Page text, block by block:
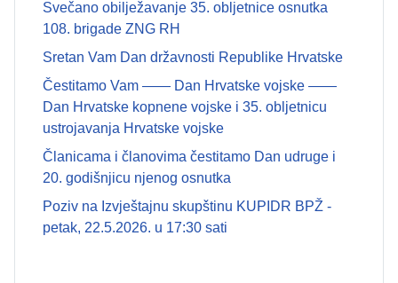
Svečano obilježavanje 35. obljetnice osnutka
108. brigade ZNG RH
Sretan Vam Dan državnosti Republike Hrvatske
Čestitamo Vam —— Dan Hrvatske vojske ——
Dan Hrvatske kopnene vojske i 35. obljetnicu
ustrojavanja Hrvatske vojske
Članicama i članovima čestitamo Dan udruge i
20. godišnjicu njenog osnutka
Poziv na Izvještajnu skupštinu KUPIDR BPŽ -
petak, 22.5.2026. u 17:30 sati